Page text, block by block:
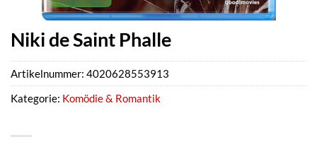
Niki de Saint Phalle
Artikelnummer: 4020628553913
Kategorie: Komödie & Romantik